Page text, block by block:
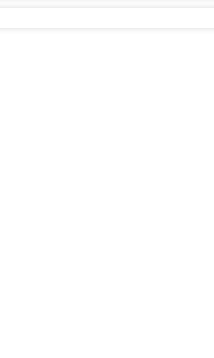
COMBO JACK (3.5mm)